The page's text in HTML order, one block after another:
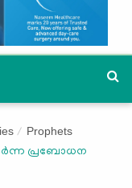
Prophets
പ്രബോധന